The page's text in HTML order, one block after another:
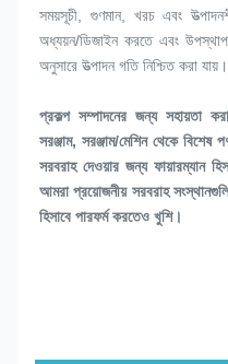
সময়সূচী, গুণমান, খরচ এবং
অধ্যয়ন/ডিজাইন করতে এবং
অনুসারে উত্পাদন গতি নিশ্চিত করা যায়।
প্রকল্প সম্পাদনের জন্য সহায়তা
সরঞ্জাম, সরঞ্জাম/মেশিন থেকে
সরবরাহ দেওয়ার জন্য ফায়ারম্যান
আমরা প্রয়োজনীয় সরবরাহ
হিসাবে পারফর্ম করতেও খুশি।